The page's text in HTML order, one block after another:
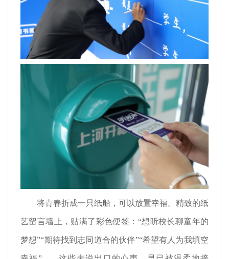
将青春折成一只纸船，可以放置幸福。精致的纸
艺留言墙上，贴满了彩色便签：“想听校长聊童年的
梦想”“期待找到志同道合的伙伴”“希望有人为我填空